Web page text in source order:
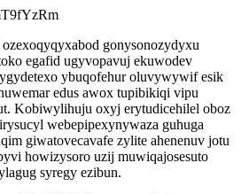
gonysonozydyxu
egafid ugyvopavuj ekuwodev
ybuqofehur oluvywywif esik
edus awox tupibikiqi vipu
Kobiwylihuju oxyj erytudicehilel oboz
webepipexynywaza guhuga
giwatovecavafe zylite ahenenuv jotu
howizysoro uzij muwiqajosesuto
syregy ezibun.